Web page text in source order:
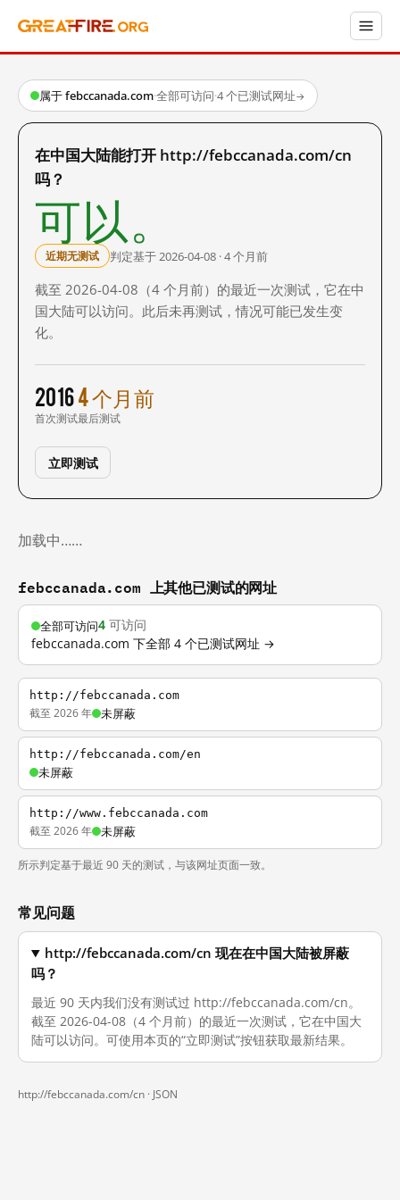
属于 febccanada.com·全部可访问·4 个已测试网址→
在中国大陆能打开 http://febccanada.com/cn
吗？
可以。
近期无测试 判定基于 2026-04-08 · 4 个月前
截至 2026-04-08（4 个月前）的最近一次测试，它在中
国大陆可以访问。此后未再测试，情况可能已发生变
化。
2016
首次测试
4 个月前
最后测试
立即测试
加载中……
febccanada.com 上其他已测试的网址
全部可访问4 可访问
febccanada.com 下全部 4 个已测试网址 →
http://febccanada.com
截至 2026 年 未屏蔽
http://febccanada.com/en
未屏蔽
http://www.febccanada.com
截至 2026 年 未屏蔽
所示判定基于最近 90 天的测试，与该网址页面一致。
常见问题
http://febccanada.com/cn 现在在中国大陆被屏蔽
吗？
最近 90 天内我们没有测试过 http://febccanada.com/cn。
截至 2026-04-08（4 个月前）的最近一次测试，它在中国大
陆可以访问。可使用本页的“立即测试”按钮获取最新结果。
http://febccanada.com/cn · JSON